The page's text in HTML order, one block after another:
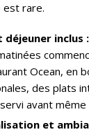
rare.
déjeuner inclus :
Ocean, en
des plats
avant
et